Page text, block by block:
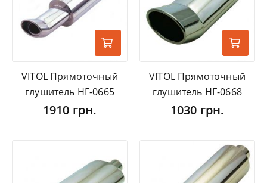
VITOL Прямоточный
глушитель НГ-0665
1910 грн.
VITOL Прямоточный
глушитель НГ-0668
1030 грн.